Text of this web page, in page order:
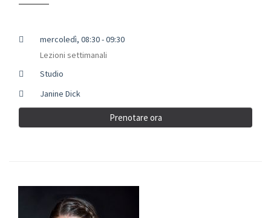
mercoledì, 08:30 - 09:30
Lezioni settimanali
Studio
Janine Dick
Prenotare ora